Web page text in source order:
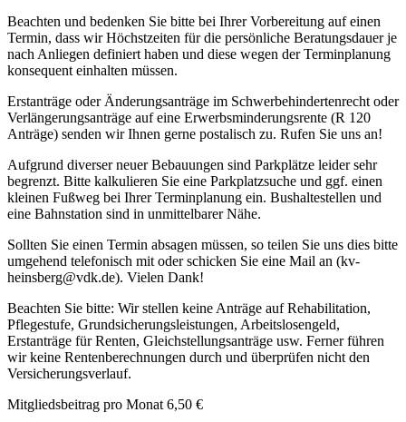
Beachten und bedenken Sie bitte bei Ihrer Vorbereitung auf einen
Termin, dass wir Höchstzeiten für die persönliche Beratungsdauer je
nach Anliegen definiert haben und diese wegen der Terminplanung
konsequent einhalten müssen.
Erstanträge oder Änderungsanträge im Schwerbehindertenrecht oder
Verlängerungsanträge auf eine Erwerbsminderungsrente (R 120
Anträge) senden wir Ihnen gerne postalisch zu. Rufen Sie uns an!
Aufgrund diverser neuer Bebauungen sind Parkplätze leider sehr
begrenzt. Bitte kalkulieren Sie eine Parkplatzsuche und ggf. einen
kleinen Fußweg bei Ihrer Terminplanung ein. Bushaltestellen und
eine Bahnstation sind in unmittelbarer Nähe.
Sollten Sie einen Termin absagen müssen, so teilen Sie uns dies bitte
umgehend telefonisch mit oder schicken Sie eine Mail an (kv-
heinsberg@vdk.de). Vielen Dank!
Beachten Sie bitte: Wir stellen keine Anträge auf Rehabilitation,
Pflegestufe, Grundsicherungsleistungen, Arbeitslosengeld,
Erstanträge für Renten, Gleichstellungsanträge usw. Ferner führen
wir keine Rentenberechnungen durch und überprüfen nicht den
Versicherungsverlauf.
Mitgliedsbeitrag pro Monat 6,50 €